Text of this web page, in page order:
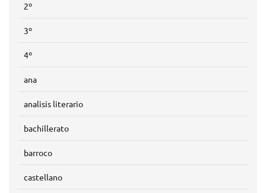
2º
3º
4º
ana
analisis literario
bachillerato
barroco
castellano